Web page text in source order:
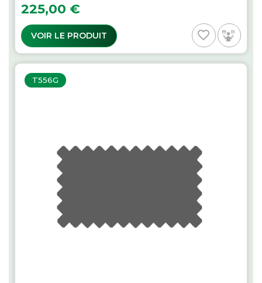
Prix
225,00 €
VOIR LE PRODUIT favorite_border
T556G